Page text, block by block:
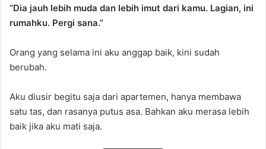
“Dia jauh lebih muda dan lebih imut dari kamu. Lagian, ini
rumahku. Pergi sana.”
Orang yang selama ini aku anggap baik, kini sudah
berubah.
Aku diusir begitu saja dari apartemen, hanya membawa
satu tas, dan rasanya putus asa. Bahkan aku merasa lebih
baik jika aku mati saja.